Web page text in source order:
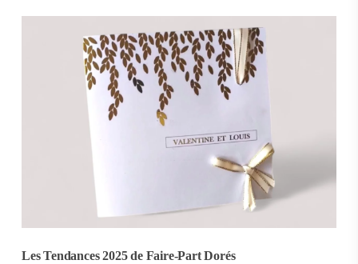
Les Tendances 2025 de Faire-Part Dorés